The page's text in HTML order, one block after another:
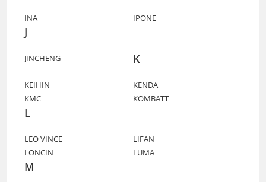
INA IPONE
J
JINCHENG K
KEIHIN
KENDA
KMC
KOMBATT
L
LEO VINCE
LIFAN
LONCIN
LUMA
M